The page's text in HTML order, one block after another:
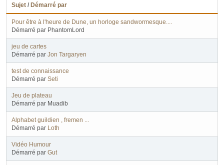
Sujet / Démarré par
Pour être à l'heure de Dune, un horloge sandwormesque....
Démarré par PhantomLord
jeu de cartes
Démarré par Jon Targaryen
test de connaissance
Démarré par Seti
Jeu de plateau
Démarré par Muadib
Alphabet guildien , fremen ...
Démarré par Loth
Vidéo Humour
Démarré par Gut